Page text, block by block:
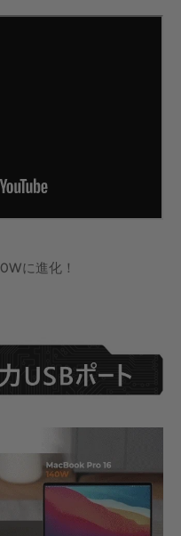
に進化！